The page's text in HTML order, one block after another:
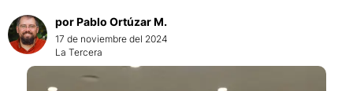
porPablo Ortúzar M.
17 de noviembre del 2024
La Tercera